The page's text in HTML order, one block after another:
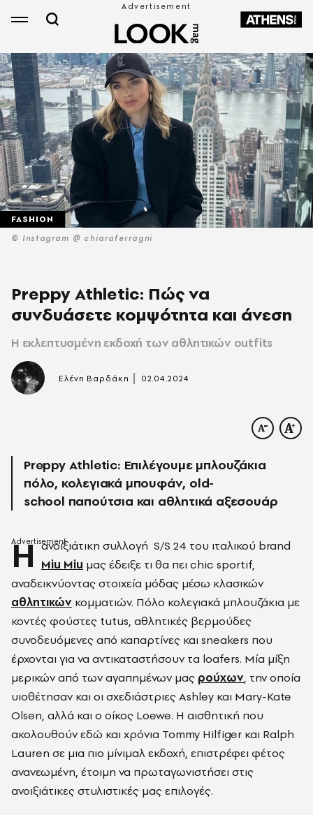
© Instagram @ chiaraferragni
FASHION
Preppy Athletic: Πώς να
συνδυάσετε κομψότητα και άνεση
Η εκλεπτυσμένη εκδοχή των αθλητικών outfits
Ελένη Βαρδάκη 02.04.2024
Preppy Athletic: Επιλέγουμε μπλουζάκια
πόλο, κολεγιακά μπουφάν, old-
school παπούτσια και αθλητικά αξεσουάρ
Η ανοιξιάτικη συλλογή S/S 24 του ιταλικού brand
Miu Miu μας έδειξε τι θα πει chic sportif,
αναδεικνύοντας στοιχεία μόδας μέσω κλασικών
αθλητικών κομματιών. Πόλο κολεγιακά μπλουζάκια με
κοντές φούστες tutus, αθλητικές βερμούδες
συνοδευόμενες από καπαρτίνες και sneakers που
έρχονται για να αντικαταστήσουν τα loafers. Μία μίξη
μερικών από των αγαπημένων μας ρούχων, την οποία
υιοθέτησαν και οι σχεδιάστριες Ashley και Mary-Kate
Olsen, αλλά και ο οίκος Loewe. Η αισθητική που
ακολουθούν εδώ και χρόνια Tommy Hilfiger και Ralph
Lauren σε μια πιο μίνιμαλ εκδοχή, επιστρέφει φέτος
ανανεωμένη, έτοιμη να πρωταγωνιστήσει στις
ανοιξιάτικες στυλιστικές μας επιλογές.